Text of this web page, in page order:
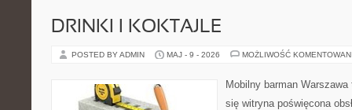
DRINKI I KOKTAJLE
POSTED BY ADMIN MAJ - 9 - 2026 MOŻLIWOŚĆ
Mobilny barman
się witryna poświęcona